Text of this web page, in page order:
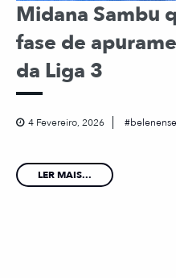
Midana Sambu
fase de
da Liga 3
4 Fevereiro, 2026
LER MAIS...